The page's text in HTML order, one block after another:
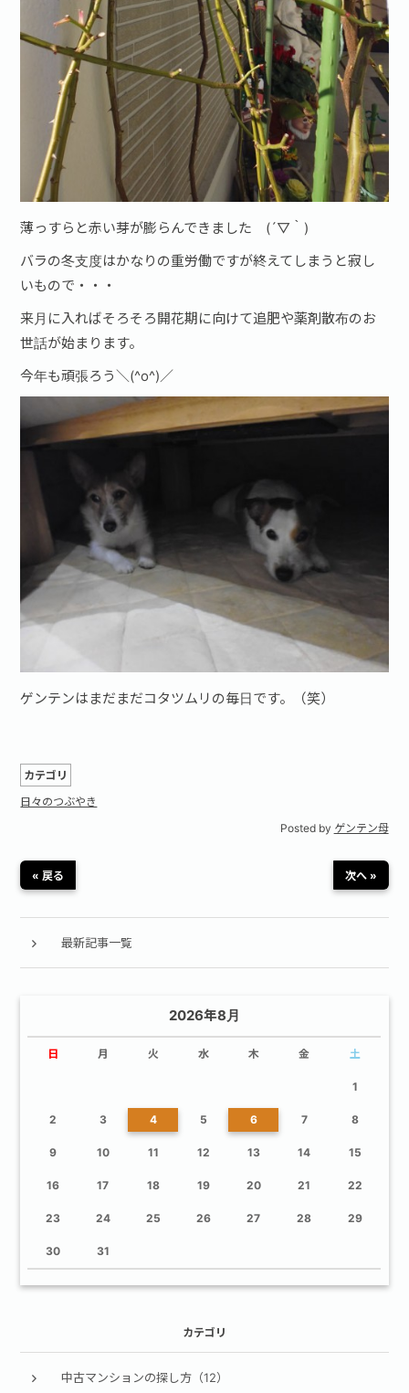
薄っすらと赤い芽が膨らんできました (´▽｀)
バラの冬支度はかなりの重労働ですが終えてしまうと寂し
いもので・・・
来月に入ればそろそろ開花期に向けて追肥や薬剤散布のお
世話が始まります。
今年も頑張ろう＼(^o^)／
ゲンテンはまだまだコタツムリの毎日です。（笑）
カテゴリ
日々のつぶやき
Posted by ゲンテン母
« 戻る 次へ »
最新記事一覧
2026年8月
日 月 火 水 木 金 土
1
2 3 4 5 6 7 8
9 10 11 12 13 14 15
16 17 18 19 20 21 22
23 24 25 26 27 28 29
30 31
カテゴリ
中古マンションの探し方（12）